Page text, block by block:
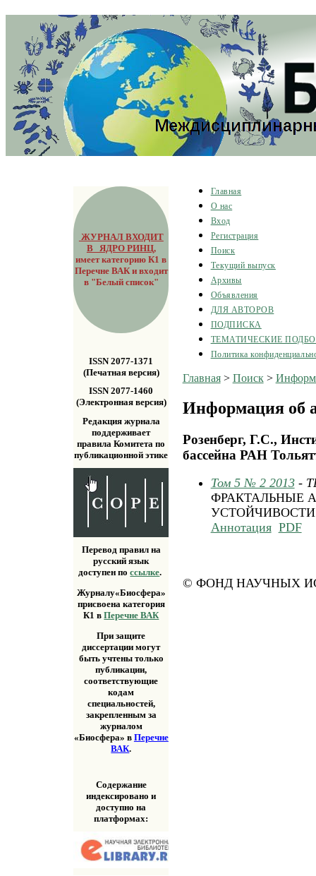
ЖУРНАЛ ВХОДИТ
В ЯДРО РИНЦ,
имеет категорию К1 в
Перечне ВАК и входит
в "Белый список"
ISSN 2077-1371
(Печатная версия)
ISSN 2077-1460
(Электронная версия)
Редакция журнала
поддерживает
правила Комитета по
публикационной этике
Перевод правил на
русский язык
доступен поссылке.
Журналу«Биосфера»
присвоена категория
К1 вПеречне ВАК
При защите
диссертации могут
быть учтены только
публикации,
соответствующие
кодам
специальностей,
закрепленным за
журналом
«Биосфера» в Перечне
ВАК.
Содержание
индексировано и
доступно на
платформах:
Главная
О нас
Вход
Регистрация
Поиск
Текущий выпуск
Архивы
Объявления
ДЛЯ АВТОРОВ
ПОДПИСКА
ТЕМАТИЧЕСКИЕ
Политика
Главная> Поиск>
Информация об
Розенберг, Г.С.,
бассейна РАН
Том 5 № 2 2013-
ФРАКТАЛЬНЫЕ
Аннотация PDF
© ФОНД НАУЧНЫХ